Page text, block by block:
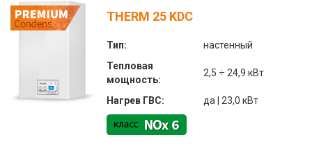
THERM 25 KDC
Тип:
настенный
Тепловая
мощность:
2,5 ÷ 24,9 кВт
Нагрев ГВС: да | 23,0 кВт